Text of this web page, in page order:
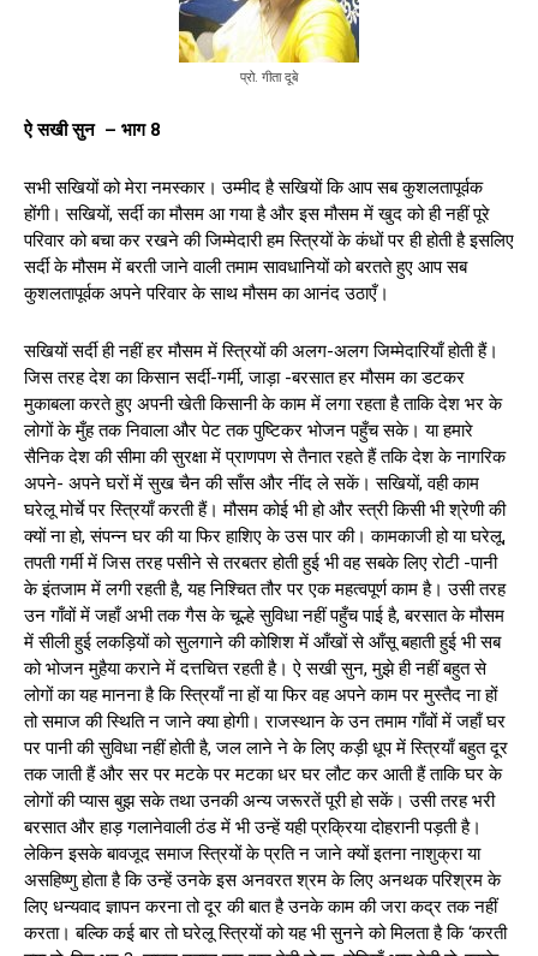
प्रो. गीता दूबे
ऐ सखी सुन – भाग 8
सभी सखियों को मेरा नमस्कार। उम्मीद है सखियों कि आप सब कुशलतापूर्वक
होंगी। सखियों, सर्दी का मौसम आ गया है और इस मौसम में खुद को ही नहीं पूरे
परिवार को बचा कर रखने की जिम्मेदारी हम स्त्रियों के कंधों पर ही होती है इसलिए
सर्दी के मौसम में बरती जाने वाली तमाम सावधानियों को बरतते हुए आप सब
कुशलतापूर्वक अपने परिवार के साथ मौसम का आनंद उठाएँ।
सखियों सर्दी ही नहीं हर मौसम में स्त्रियों की अलग-अलग जिम्मेदारियाँ होती हैं।
जिस तरह देश का किसान सर्दी-गर्मी, जाड़ा -बरसात हर मौसम का डटकर
मुकाबला करते हुए अपनी खेती किसानी के काम में लगा रहता है ताकि देश भर के
लोगों के मुँह तक निवाला और पेट तक पुष्टिकर भोजन पहुँच सके। या हमारे
सैनिक देश की सीमा की सुरक्षा में प्राणपण से तैनात रहते हैं तकि देश के नागरिक
अपने- अपने घरों में सुख चैन की साँस और नींद ले सकें। सखियों, वही काम
घरेलू मोर्चे पर स्त्रियाँ करती हैं। मौसम कोई भी हो और स्त्री किसी भी श्रेणी की
क्यों ना हो, संपन्न घर की या फिर हाशिए के उस पार की। कामकाजी हो या घरेलू,
तपती गर्मी में जिस तरह पसीने से तरबतर होती हुई भी वह सबके लिए रोटी -पानी
के इंतजाम में लगी रहती है, यह निश्चित तौर पर एक महत्वपूर्ण काम है। उसी तरह
उन गाँवों में जहाँ अभी तक गैस के चूल्हे सुविधा नहीं पहुँच पाई है, बरसात के मौसम
में सीली हुई लकड़ियों को सुलगाने की कोशिश में आँखों से आँसू बहाती हुई भी सब
को भोजन मुहैया कराने में दत्तचित्त रहती है। ऐ सखी सुन, मुझे ही नहीं बहुत से
लोगों का यह मानना है कि स्त्रियाँ ना हों या फिर वह अपने काम पर मुस्तैद ना हों
तो समाज की स्थिति न जाने क्या होगी। राजस्थान के उन तमाम गाँवों में जहाँ घर
पर पानी की सुविधा नहीं होती है, जल लाने ने के लिए कड़ी धूप में स्त्रियाँ बहुत दूर
तक जाती हैं और सर पर मटके पर मटका धर घर लौट कर आती हैं ताकि घर के
लोगों की प्यास बुझ सके तथा उनकी अन्य जरूरतें पूरी हो सकें। उसी तरह भरी
बरसात और हाड़ गलानेवाली ठंड में भी उन्हें यही प्रक्रिया दोहरानी पड़ती है।
लेकिन इसके बावजूद समाज स्त्रियों के प्रति न जाने क्यों इतना नाशुक्रा या
असहिष्णु होता है कि उन्हें उनके इस अनवरत श्रम के लिए अनथक परिश्रम के
लिए धन्यवाद ज्ञापन करना तो दूर की बात है उनके काम की जरा कद्र तक नहीं
करता। बल्कि कई बार तो घरेलू स्त्रियों को यह भी सुनने को मिलता है कि ‘करती